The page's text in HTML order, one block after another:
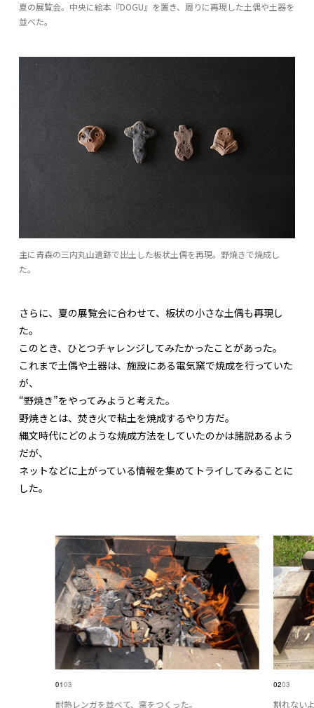
夏の展覧会。中央に絵本『DOGU』を置き、周りに再現した土偶や土器を
並べた。
主に青森の三内丸山遺跡で出土した板状土偶を再現。野焼きで焼成し
た。
さらに、夏の展覧会に合わせて、板状の小さな土偶も再現し
た。
このとき、ひとつチャレンジしてみたかったことがあった。
これまで土偶や土器は、施設にある電気窯で焼成を行っていた
が、
“野焼き”をやってみようと考えた。
野焼きとは、焚き火で粘土を焼成するやり方だ。
縄文時代にどのような焼成方法をしていたのかは諸説あるよう
だが、
ネットなどに上がっている情報を集めてトライしてみることに
した。
0103
耐熱レンガを並べて、窯をつくった。
0203
割れない